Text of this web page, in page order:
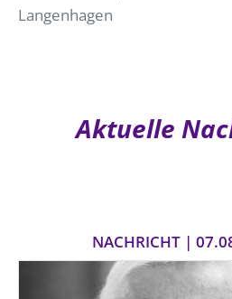
Langenhagen
Aktuelle
NACHRICHT |